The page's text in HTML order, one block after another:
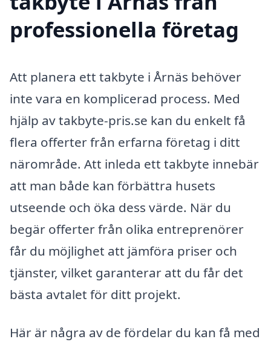
professionella företag
Att planera ett takbyte i Årnäs behöver
inte vara en komplicerad process. Med
hjälp av takbyte-pris.se kan du enkelt få
flera offerter från erfarna företag i ditt
närområde. Att inleda ett takbyte innebär
att man både kan förbättra husets
utseende och öka dess värde. När du
begär offerter från olika entreprenörer
får du möjlighet att jämföra priser och
tjänster, vilket garanterar att du får det
bästa avtalet för ditt projekt.
Här är några av de fördelar du kan få med